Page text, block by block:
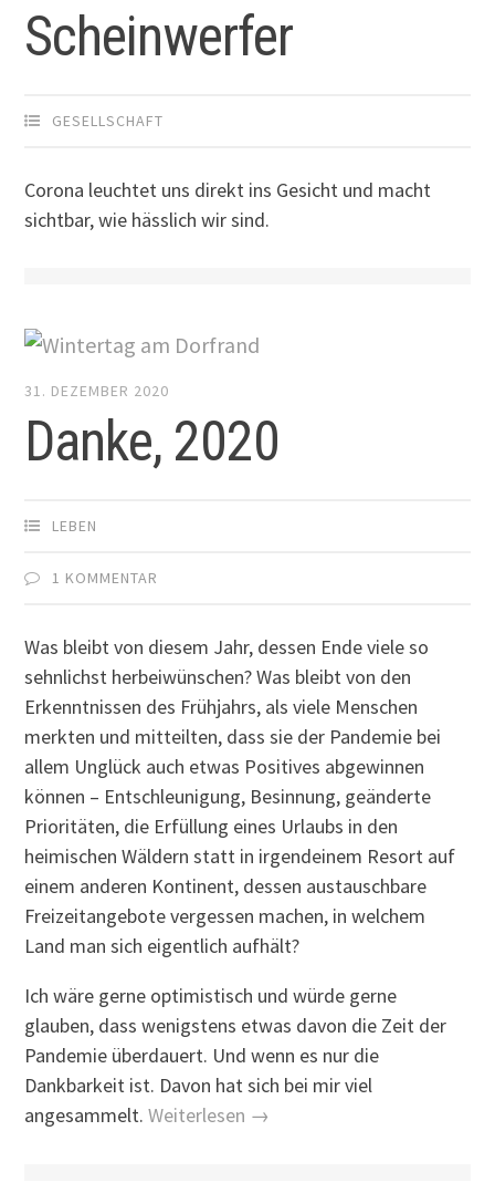
Scheinwerfer
GESELLSCHAFT
Corona leuchtet uns direkt ins Gesicht und macht
sichtbar, wie hässlich wir sind.
31. DEZEMBER 2020
Danke, 2020
LEBEN
1 KOMMENTAR
Was bleibt von diesem Jahr, dessen Ende viele so
sehnlichst herbeiwünschen? Was bleibt von den
Erkenntnissen des Frühjahrs, als viele Menschen
merkten und mitteilten, dass sie der Pandemie bei
allem Unglück auch etwas Positives abgewinnen
können – Entschleunigung, Besinnung, geänderte
Prioritäten, die Erfüllung eines Urlaubs in den
heimischen Wäldern statt in irgendeinem Resort auf
einem anderen Kontinent, dessen austauschbare
Freizeitangebote vergessen machen, in welchem
Land man sich eigentlich aufhält?
Ich wäre gerne optimistisch und würde gerne
glauben, dass wenigstens etwas davon die Zeit der
Pandemie überdauert. Und wenn es nur die
Dankbarkeit ist. Davon hat sich bei mir viel
angesammelt.Weiterlesen →